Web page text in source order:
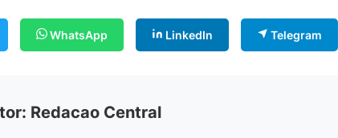
WhatsApp LinkedIn Telegram
Redacao Central